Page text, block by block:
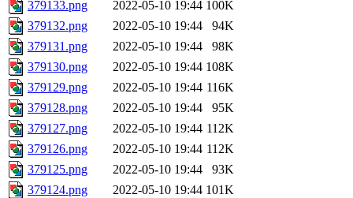
379133.png
2022-05-10 19:44 100K
379132.png
2022-05-10 19:44
94K
379131.png
2022-05-10 19:44
98K
379130.png
2022-05-10 19:44 108K
379129.png
2022-05-10 19:44 116K
379128.png
2022-05-10 19:44
95K
379127.png
2022-05-10 19:44 112K
379126.png
2022-05-10 19:44 112K
379125.png
2022-05-10 19:44
93K
379124.png
2022-05-10 19:44 101K